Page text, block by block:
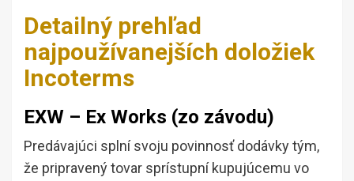
Detailný prehľad
najpoužívanejších doložiek
Incoterms
EXW – Ex Works (zo závodu)
Predávajúci splní svoju povinnosť dodávky tým,
že pripravený tovar sprístupní kupujúcemu vo